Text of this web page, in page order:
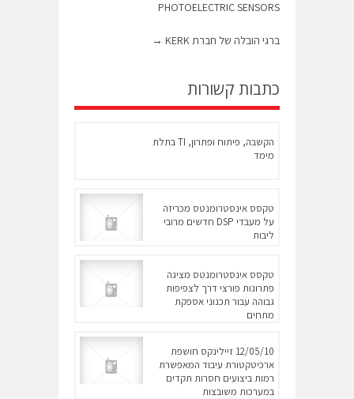
PHOTOELECTRIC SENSORS
ברגי הובלה של חברת KERK →
כתבות קשורות
הקשבה, פיתוח ופתרון, TI בתלת
מימד
טקסס אינסטרומנטס מכריזה
על מעבדי DSP חדשים מרובי
ליבות
טקסס אינסטרומנטס מציגה
פתרונות פורצי דרך לצפיפות
גבוהה עבור תכנוני אספקת
מתחים
12/05/10 זיילינקס חושפת
ארכיטקטורת עיבוד המאפשרת
רמות ביצועים חסרות תקדים
במערכות משובצות